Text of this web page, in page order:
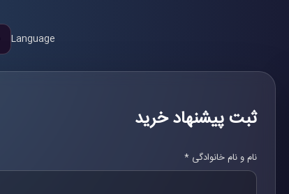
Language
ثبت پیشنهاد خرید
نام و نام خانوادگی *